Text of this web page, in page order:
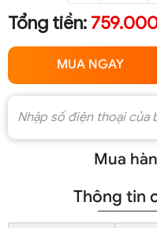
Tổng tiền:
MUA NGAY
Mua
Thông tin